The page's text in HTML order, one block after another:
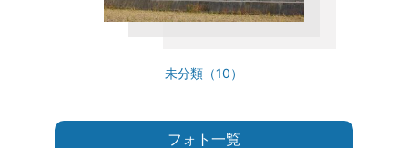
未分類（10）
フォト一覧